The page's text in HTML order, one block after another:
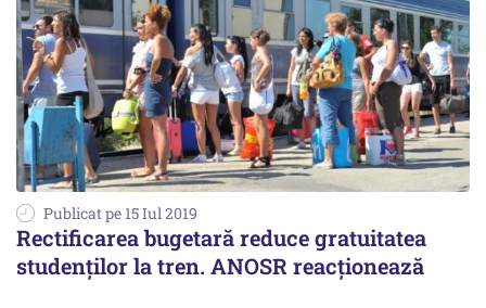
Publicat pe 15 Iul 2019
Rectificarea bugetară reduce gratuitatea
studenţilor la tren. ANOSR reacţionează